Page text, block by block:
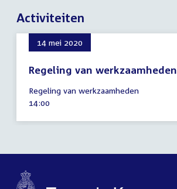
Activiteiten
14 mei 2020
Regeling van werkzaamheden
mei
2020
Regeling van werkzaamheden
Tijd
14:00